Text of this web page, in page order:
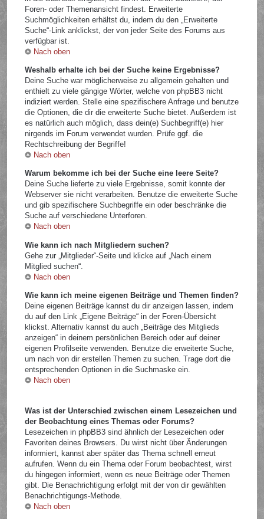
Foren- oder Themenansicht findest. Erweiterte
Suchmöglichkeiten erhältst du, indem du den „Erweiterte
Suche“-Link anklickst, der von jeder Seite des Forums aus
verfügbar ist.
Nach oben
Weshalb erhalte ich bei der Suche keine Ergebnisse?
Deine Suche war möglicherweise zu allgemein gehalten und
enthielt zu viele gängige Wörter, welche von phpBB3 nicht
indiziert werden. Stelle eine spezifischere Anfrage und benutze
die Optionen, die dir die erweiterte Suche bietet. Außerdem ist
es natürlich auch möglich, dass dein(e) Suchbegriff(e) hier
nirgends im Forum verwendet wurden. Prüfe ggf. die
Rechtschreibung der Begriffe!
Nach oben
Warum bekomme ich bei der Suche eine leere Seite?
Deine Suche lieferte zu viele Ergebnisse, somit konnte der
Webserver sie nicht verarbeiten. Benutze die erweiterte Suche
und gib spezifischere Suchbegriffe ein oder beschränke die
Suche auf verschiedene Unterforen.
Nach oben
Wie kann ich nach Mitgliedern suchen?
Gehe zur „Mitglieder“-Seite und klicke auf „Nach einem
Mitglied suchen“.
Nach oben
Wie kann ich meine eigenen Beiträge und Themen finden?
Deine eigenen Beiträge kannst du dir anzeigen lassen, indem
du auf den Link „Eigene Beiträge“ in der Foren-Übersicht
klickst. Alternativ kannst du auch „Beiträge des Mitglieds
anzeigen“ in deinem persönlichen Bereich oder auf deiner
eigenen Profilseite verwenden. Benutze die erweiterte Suche,
um nach von dir erstellen Themen zu suchen. Trage dort die
entsprechenden Optionen in die Suchmaske ein.
Nach oben
Was ist der Unterschied zwischen einem Lesezeichen und
der Beobachtung eines Themas oder Forums?
Lesezeichen in phpBB3 sind ähnlich der Lesezeichen oder
Favoriten deines Browsers. Du wirst nicht über Änderungen
informiert, kannst aber später das Thema schnell erneut
aufrufen. Wenn du ein Thema oder Forum beobachtest, wirst
du hingegen informiert, wenn es neue Beiträge oder Themen
gibt. Die Benachrichtigung erfolgt mit der von dir gewählten
Benachrichtigungs-Methode.
Nach oben